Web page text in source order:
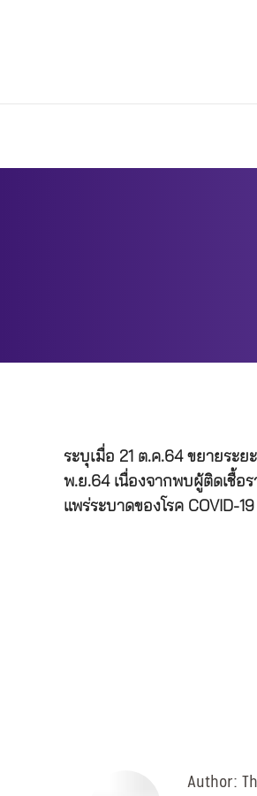
ระบุเมื่อ 21 ต.ค.64 ขยายระย
พ.ย.64 เนื่องจากพบผู้ติดเชื้อ
แพร่ระบาดของโรค COVID-19
Author: